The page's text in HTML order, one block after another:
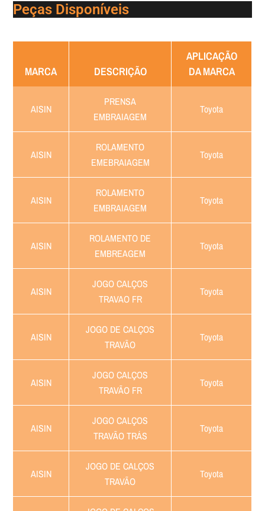
Peças Disponíveis
MARCA DESCRIÇÃO
APLICAÇÃO
DA MARCA
AISIN
PRENSA
EMBRAIAGEM
Toyota
AISIN
ROLAMENTO
EMEBRAIAGEM
Toyota
AISIN
ROLAMENTO
EMBRAIAGEM
Toyota
AISIN
ROLAMENTO DE
EMBREAGEM
Toyota
AISIN
JOGO CALÇOS
TRAVAO FR
Toyota
AISIN
JOGO DE CALÇOS
TRAVÃO
Toyota
AISIN
JOGO CALÇOS
TRAVÃO FR
Toyota
AISIN
JOGO CALÇOS
TRAVÃO TRÁS
Toyota
AISIN
JOGO DE CALÇOS
TRAVÃO
Toyota